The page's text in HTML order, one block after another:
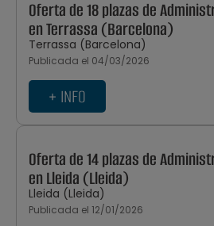
Oferta de 18 plazas de
en Terrassa (Barcelona)
Terrassa (Barcelona)
Publicada el 04/03/2026
+ INFO
Oferta de 14 plazas de
en Lleida (Lleida)
Lleida (Lleida)
Publicada el 12/01/2026